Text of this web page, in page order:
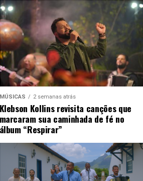
MÚSICAS 2 semanas atrás
Klebson Kollins revisita canções que
marcaram sua caminhada de fé no
álbum “Respirar”